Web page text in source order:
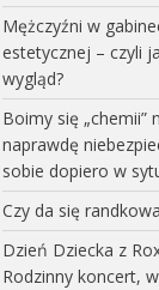
Mężczyźni w
estetycznej – czyli
wygląd?
Boimy się „chemii”
naprawdę
sobie dopiero w
Czy da się
Dzień Dziecka z
Rodzinny koncert,